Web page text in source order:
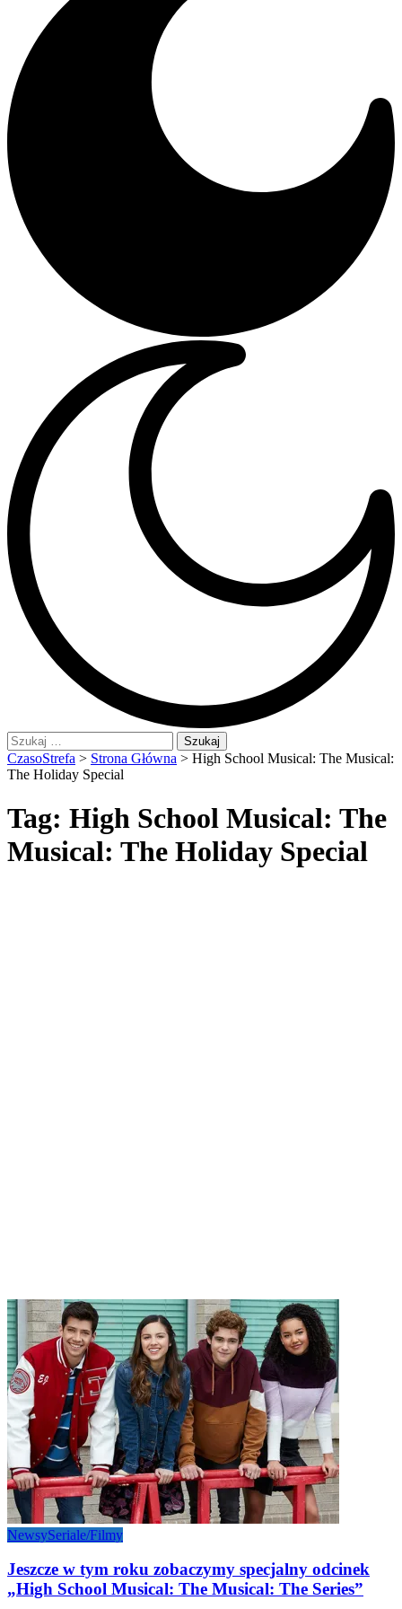
Szukaj:
CzasoStrefa > Strona Główna > High School Musical: The Musical:
The Holiday Special
Tag: High School Musical: The
Musical: The Holiday Special
NewsySeriale/Filmy
Jeszcze w tym roku zobaczymy specjalny odcinek
„High School Musical: The Musical: The Series”